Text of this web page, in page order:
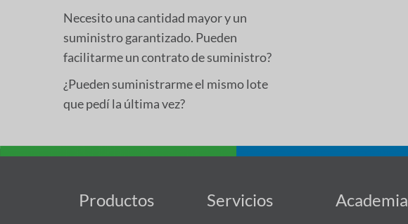
Necesito una cantidad mayor y un
suministro garantizado. Pueden
facilitarme un contrato de suministro?
¿Pueden suministrarme el mismo lote
que pedí la última vez?
Productos Servicios Academia